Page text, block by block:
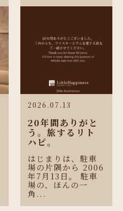
2026.07.13
20年間ありがと
う。旅するリト
ハピ。
はじまりは、駐車
場の片隅から 2006
年7月13日。 駐車
場の、ほんの一
角...